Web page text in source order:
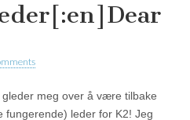
meg over å være tilbake
fungerende) leder for K2! Jeg